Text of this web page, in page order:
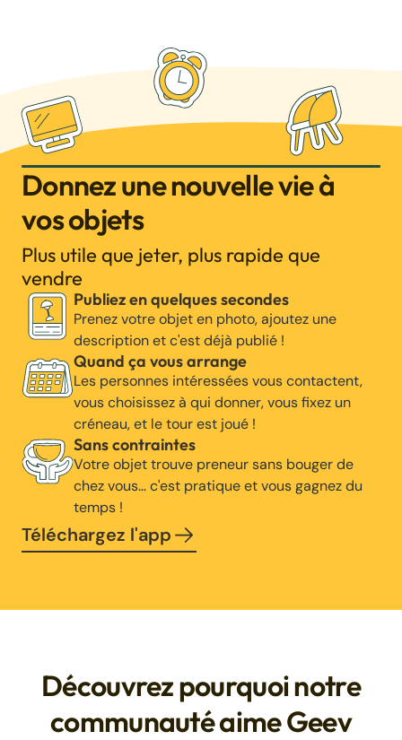
Donnez une nouvelle vie à
vos objets
Plus utile que jeter, plus rapide que
vendre
Publiez en quelques secondes
Prenez votre objet en photo, ajoutez une
description et c'est déjà publié !
Quand ça vous arrange
Les personnes intéressées vous contactent,
vous choisissez à qui donner, vous fixez un
créneau, et le tour est joué !
Sans contraintes
Votre objet trouve preneur sans bouger de
chez vous… c'est pratique et vous gagnez du
temps !
Téléchargez l'app
Découvrez pourquoi notre
communauté aime Geev